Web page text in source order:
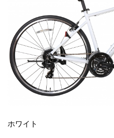
ホワイト